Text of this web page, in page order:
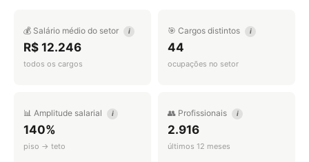
💰 Salário médio do setor i
R$ 12.246
todos os cargos
🎯 Cargos distintos i
44
ocupações no setor
📊 Amplitude salarial i
140%
piso → teto
👥 Profissionais i
2.916
últimos 12 meses